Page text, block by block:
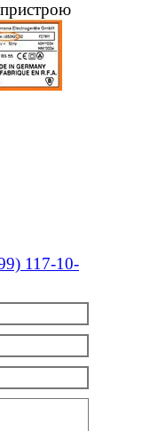
пристрою
117-10-